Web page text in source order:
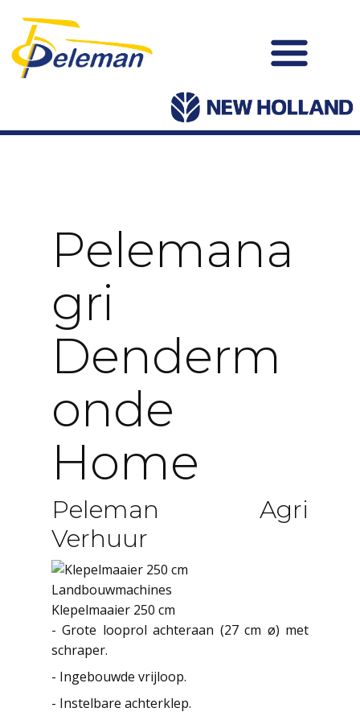
Pelemana
Gri
Denderm
Onde
Home
Peleman Agri
Verhuur
Landbouwmachines
Klepelmaaier 250 cm
- Grote looprol achteraan (27 cm ø) met
schraper.
- Ingebouwde vrijloop.
- Instelbare achterklep.